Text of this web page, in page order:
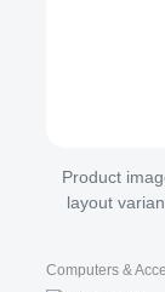
Product
layout
Computers &